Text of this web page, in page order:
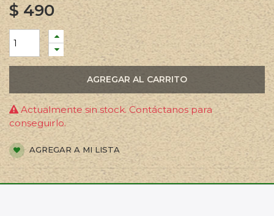
$490
AGREGAR AL CARRITO
Actualmente sin stock. Contáctanos para
conseguirlo.
AGREGAR A MI LISTA